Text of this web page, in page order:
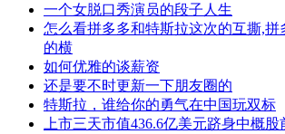
一个女脱口秀演员的段子人生
怎么看拼多多和特斯拉这次的互撕,拼
的横
如何优雅的谈薪资
还是要不时更新一下朋友圈的
特斯拉，谁给你的勇气在中国玩双标
上市三天市值436.6亿美元跻身中概